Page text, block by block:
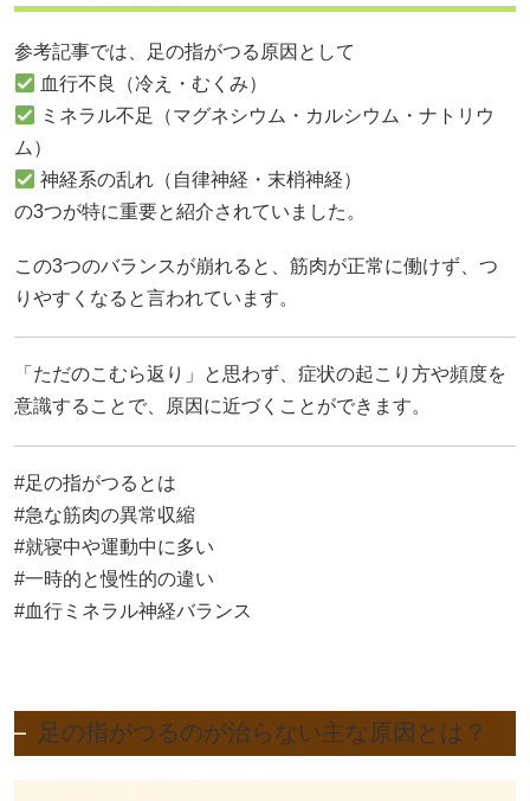
参考記事では、足の指がつる原因として
血行不良（冷え・むくみ）
ミネラル不足（マグネシウム・カルシウム・ナトリウ
ム）
神経系の乱れ（自律神経・末梢神経）
の3つが特に重要と紹介されていました。
この3つのバランスが崩れると、筋肉が正常に働けず、つ
りやすくなると言われています。
「ただのこむら返り」と思わず、症状の起こり方や頻度を
意識することで、原因に近づくことができます。
#足の指がつるとは
#急な筋肉の異常収縮
#就寝中や運動中に多い
#一時的と慢性的の違い
#血行ミネラル神経バランス
足の指がつるのが治らない主な原因とは？